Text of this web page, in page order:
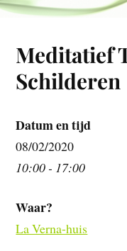
Meditatief
Schilderen
Datum en tijd
08/02/2020
10:00 - 17:00
Waar?
La Verna-huis